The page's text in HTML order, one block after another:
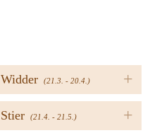
+
Widder (21.3. - 20.4.)
+
Stier (21.4. - 21.5.)